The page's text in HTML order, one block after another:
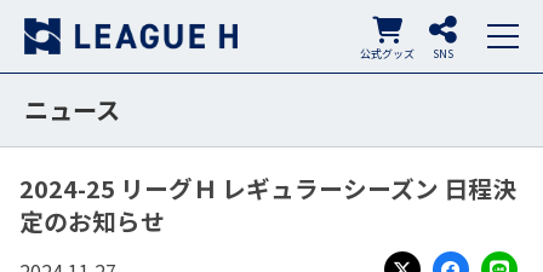
SNS
公式グッズ
ニュース
2024-25 リーグＨ レギュラーシーズン 日程決
定のお知らせ